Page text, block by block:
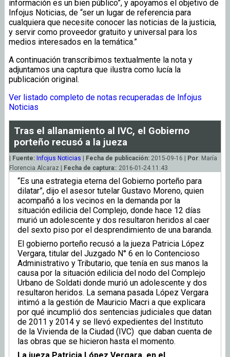
información es un bien público”, y apoyamos el objetivo de
Infojus Noticias, de “ser un lugar de referencia para
cualquiera que necesite conocer las noticias de la justicia,
y servir como proveedor gratuito y universal para los
medios interesados en la temática.”
A continuación transcribimos textualmente la nota y
adjuntamos una captura que ilustra como lucía la
publicación original.
Ver listado completo de notas recuperadas de Infojus
Noticias
Tras el allanamiento al IVC, el Gobierno
porteño recusó a la jueza
Fuente: Infojus Noticias Fecha de publicación: 2015-09-16 | Por: María
Florencia Alcaraz |
Fecha de captura:: 2016-01-24 11:43
“Es una estrategia eterna del Gobierno porteño para
dilatar”, dijo el asesor tutelar Gustavo Moreno, quien
acompañó a los vecinos en la demanda por la
situación edilicia del Complejo, donde hace 12 días
murió un adolescente y dos resultaron heridos al caer
del sexto piso por el desprendimiento de una baranda.
El gobierno porteño recusó a la jueza Patricia López
Vergara, titular del Juzgado N° 6 en lo Contencioso
Administrativo y Tributario, que tenía en sus manos la
causa por la situación edilicia del nodo del Complejo
Urbano de Soldati donde murió un adolescente y dos
resultaron heridos. La semana pasada López Vergara
intimó a la gestión de Mauricio Macri a que explicara
por qué incumplió dos sentencias judiciales que datan
de 2011 y 2014 y se llevó expedientes del Instituto
de la Vivienda de la Ciudad (IVC) que daban cuenta de
las obras que se hicieron hasta el momento.